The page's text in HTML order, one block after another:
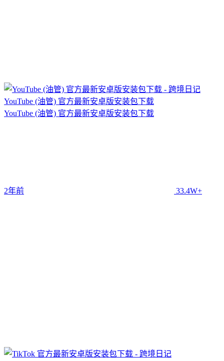
YouTube (油管) 官方最新安卓版安装包下载
YouTube (油管) 官方最新安卓版安装包下载
2年前 33.4W+